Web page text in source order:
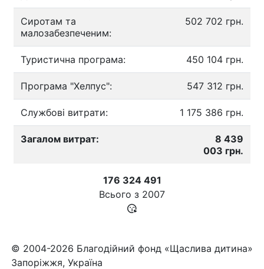
Сиротам та
малозабезпеченим:
502 702 грн.
Туристична програма: 450 104 грн.
Програма "Хелпус": 547 312 грн.
Службові витрати: 1 175 386 грн.
Загалом витрат:
8 439
003 грн.
176 324 491
Всього з 2007
© 2004-2026 Благодійний фонд «Щаслива дитина»
Запоріжжя, Україна